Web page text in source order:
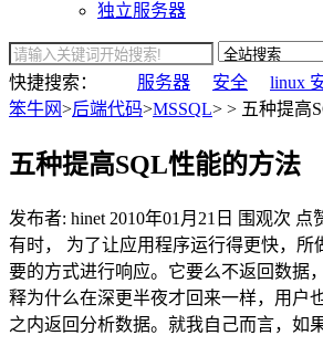
独立服务器
快捷搜索： 服务器 安全 linux
笨牛网>后端代码>MSSQL> > 五种提高
五种提高SQL性能的方法
发布者: hinet 2010年01月21日 围观次 点
有时， 为了让应用程序运行得更快，
要的方式进行响应。它要么不返回数据
释为什么在深更半夜才回来一样，用户
之内返回分析数据。就我自己而言，如